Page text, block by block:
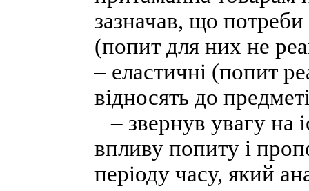
зазначав, що
(попит для них не
– еластичні (попит
відносять до
– звернув увагу на
впливу попиту і
періоду часу, який